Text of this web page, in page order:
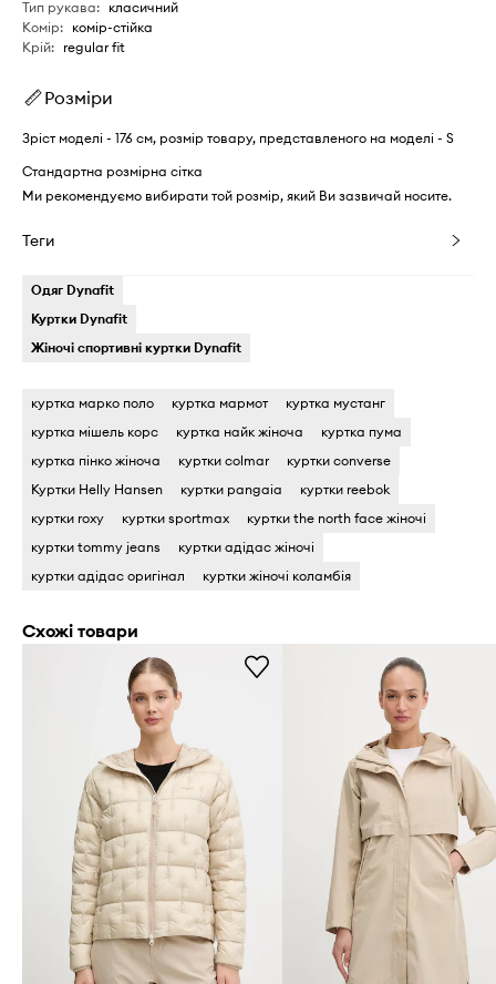
Тип рукава: класичний
Комір: комір-стійка
Крій: regular fit
Розміри
Зріст моделі - 176 см, розмір товару, представленого на моделі - S
Стандартна розмірна сітка
Ми рекомендуємо вибирати той розмір, який Ви зазвичай носите.
Теги
Одяг Dynafit
Куртки Dynafit
Жіночі спортивні куртки Dynafit
куртка марко поло куртка мармот
куртка мустанг
куртка мішель корс
куртка найк жіноча
куртка пума
куртка пінко жіноча
куртки colmar
куртки converse
Куртки Helly Hansen
куртки pangaia
куртки reebok
куртки roxy
куртки sportmax
куртки the north face жіночі
куртки tommy jeans
куртки адідас жіночі
куртки адідас оригінал
куртки жіночі коламбія
Схожі товари